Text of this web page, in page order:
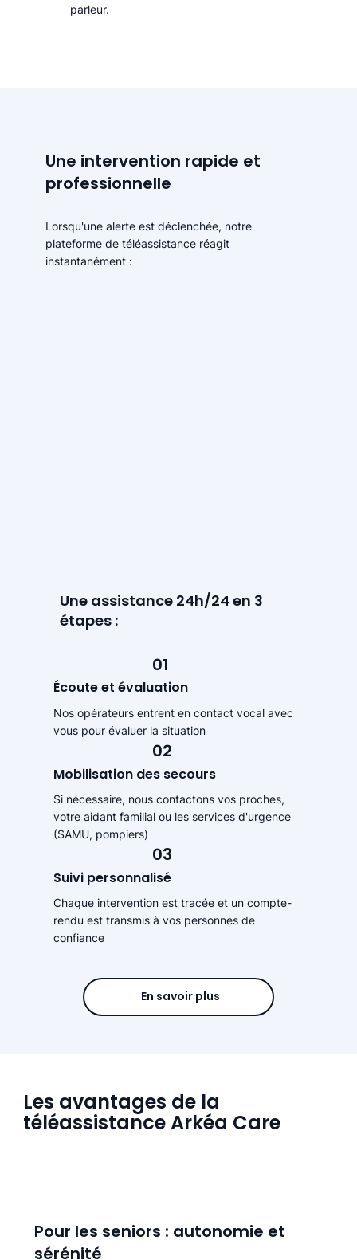
parleur.
Les avantages de la
téléassistance Arkéa Care
Pour les seniors : autonomie et
sérénité
Une intervention rapide et
professionnelle
Lorsqu'une alerte est déclenchée, notre
plateforme de téléassistance réagit
instantanément :
Une assistance 24h/24 en 3
étapes :
01
Écoute et évaluation
Nos opérateurs entrent en contact vocal avec
vous pour évaluer la situation
02
Mobilisation des secours
Si nécessaire, nous contactons vos proches,
votre aidant familial ou les services d'urgence
(SAMU, pompiers)
03
Suivi personnalisé
Chaque intervention est tracée et un compte-
rendu est transmis à vos personnes de
confiance
En savoir plus